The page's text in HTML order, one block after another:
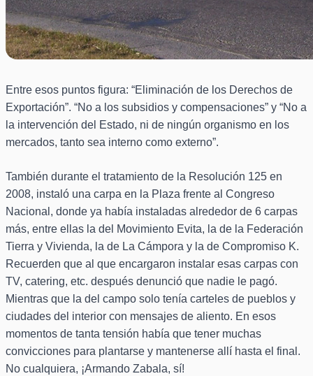
Entre esos puntos figura: “Eliminación de los Derechos de
Exportación”. “No a los subsidios y compensaciones” y “No a
la intervención del Estado, ni de ningún organismo en los
mercados, tanto sea interno como externo”.
También durante el tratamiento de la Resolución 125 en
2008, instaló una carpa en la Plaza frente al Congreso
Nacional, donde ya había instaladas alrededor de 6 carpas
más, entre ellas la del Movimiento Evita, la de la Federación
Tierra y Vivienda, la de La Cámpora y la de Compromiso K.
Recuerden que al que encargaron instalar esas carpas con
TV, catering, etc. después denunció que nadie le pagó.
Mientras que la del campo solo tenía carteles de pueblos y
ciudades del interior con mensajes de aliento. En esos
momentos de tanta tensión había que tener muchas
convicciones para plantarse y mantenerse allí hasta el final.
No cualquiera, ¡Armando Zabala, sí!